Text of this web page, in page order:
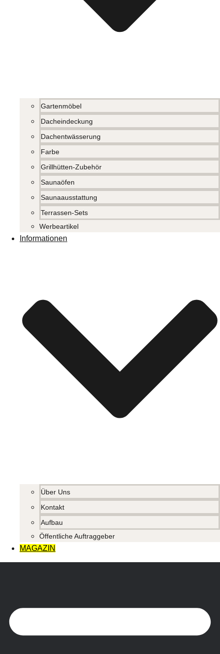
Gartenmöbel
Dacheindeckung
Dachentwässerung
Farbe
Grillhütten-Zubehör
Saunaöfen
Saunaausstattung
Terrassen-Sets
Werbeartikel
Informationen
Über Uns
Kontakt
Aufbau
Öffentliche Auftraggeber
MAGAZIN